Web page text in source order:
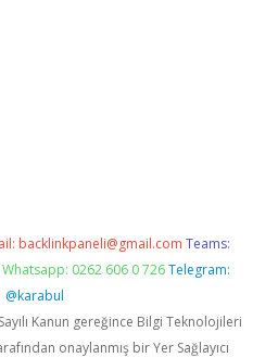
backlinkpaneli@gmail.com Teams:
Whatsapp: 0262 606 0 726 Telegram:
@karabul
Kanun gereğince Bilgi Teknolojileri
onaylanmış bir Yer Sağlayıcı